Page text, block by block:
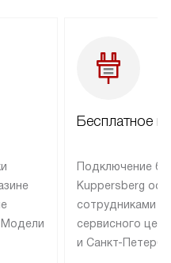
Модели
Бесплатное
Подключение
Kuppersberg
сотрудниками
сервисного
и Санкт-